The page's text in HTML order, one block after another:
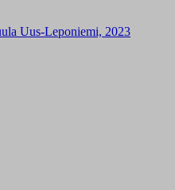
Uus-Leponiemi, 2023